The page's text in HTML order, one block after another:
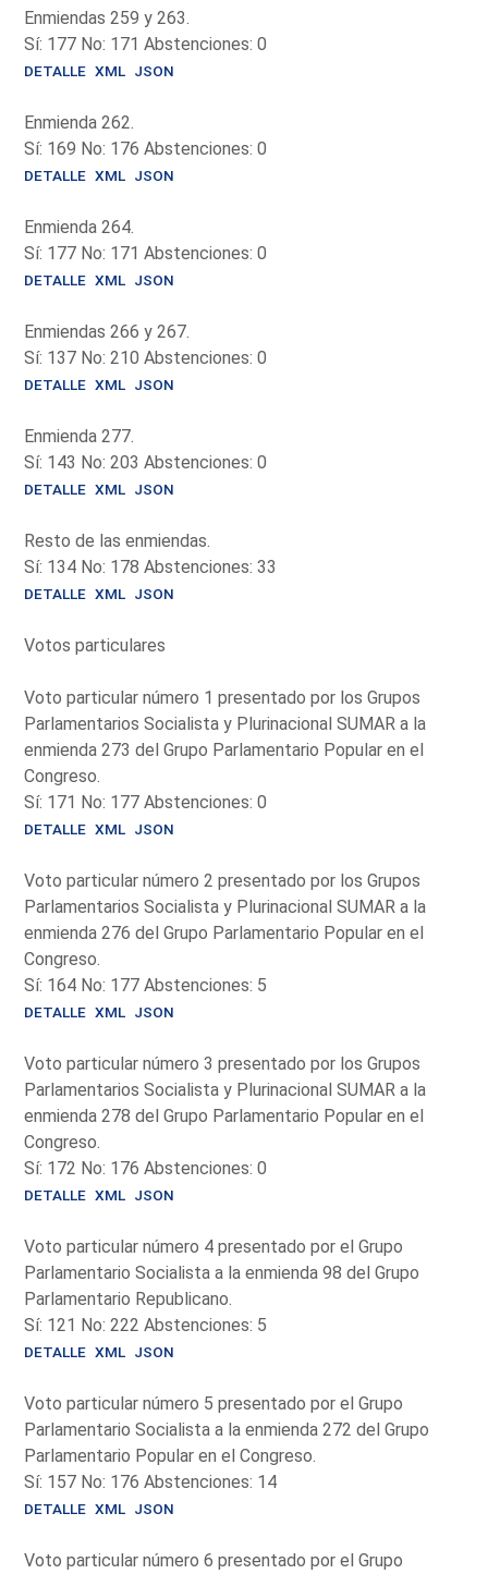
Enmiendas 259 y 263.
Sí: 177 No: 171 Abstenciones: 0
DETALLE XML JSON
Enmienda 262.
Sí: 169 No: 176 Abstenciones: 0
DETALLE XML JSON
Enmienda 264.
Sí: 177 No: 171 Abstenciones: 0
DETALLE XML JSON
Enmiendas 266 y 267.
Sí: 137 No: 210 Abstenciones: 0
DETALLE XML JSON
Enmienda 277.
Sí: 143 No: 203 Abstenciones: 0
DETALLE XML JSON
Resto de las enmiendas.
Sí: 134 No: 178 Abstenciones: 33
DETALLE XML JSON
Votos particulares
Voto particular número 1 presentado por los Grupos
Parlamentarios Socialista y Plurinacional SUMAR a la
enmienda 273 del Grupo Parlamentario Popular en el
Congreso.
Sí: 171 No: 177 Abstenciones: 0
DETALLE XML JSON
Voto particular número 2 presentado por los Grupos
Parlamentarios Socialista y Plurinacional SUMAR a la
enmienda 276 del Grupo Parlamentario Popular en el
Congreso.
Sí: 164 No: 177 Abstenciones: 5
DETALLE XML JSON
Voto particular número 3 presentado por los Grupos
Parlamentarios Socialista y Plurinacional SUMAR a la
enmienda 278 del Grupo Parlamentario Popular en el
Congreso.
Sí: 172 No: 176 Abstenciones: 0
DETALLE XML JSON
Voto particular número 4 presentado por el Grupo
Parlamentario Socialista a la enmienda 98 del Grupo
Parlamentario Republicano.
Sí: 121 No: 222 Abstenciones: 5
DETALLE XML JSON
Voto particular número 5 presentado por el Grupo
Parlamentario Socialista a la enmienda 272 del Grupo
Parlamentario Popular en el Congreso.
Sí: 157 No: 176 Abstenciones: 14
DETALLE XML JSON
Voto particular número 6 presentado por el Grupo